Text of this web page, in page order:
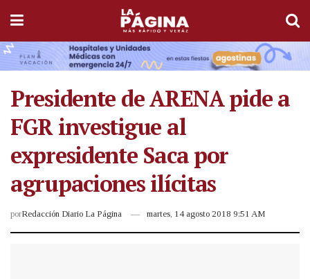
Presidente de ARENA pide a
FGR investigue al
expresidente Saca por
agrupaciones ilícitas
porRedacción Diario La Página martes, 14 agosto 2018 9:51 AM